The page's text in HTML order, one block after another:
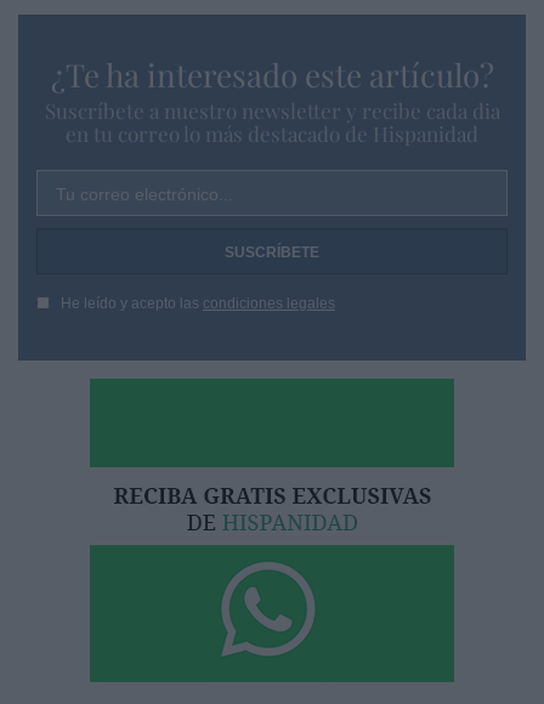
¿Te ha interesado este artículo?
Suscríbete a nuestro newsletter y recibe cada dia
en tu correo lo más destacado de Hispanidad
Tu correo electrónico...
He leído y acepto las condiciones legales